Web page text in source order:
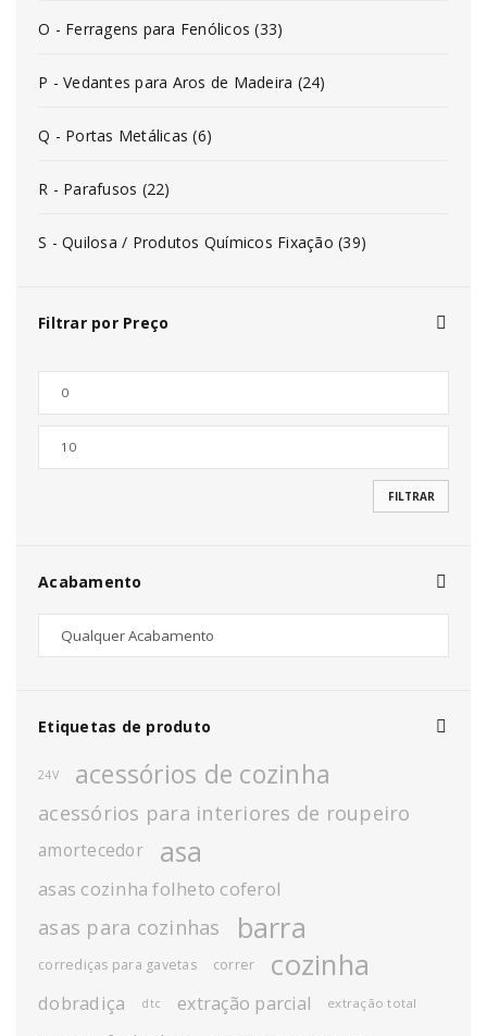
O - Ferragens para Fenólicos (33)
P - Vedantes para Aros de Madeira (24)
Q - Portas Metálicas (6)
R - Parafusos (22)
S - Quilosa / Produtos Químicos Fixação (39)
Filtrar por Preço
FILTRAR
Acabamento
Etiquetas de produto
24V acessórios de cozinha
acessórios para interiores de roupeiro
amortecedor asa
asas cozinha folheto coferol
asas para cozinhas barra
corrediças para gavetas correr cozinha
dobradiça dtc extração parcial extração total